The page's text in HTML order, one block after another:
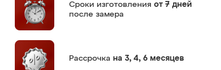
Сроки изготовления от 7 дней
после замера
Рассрочка на 3, 4, 6 месяцев